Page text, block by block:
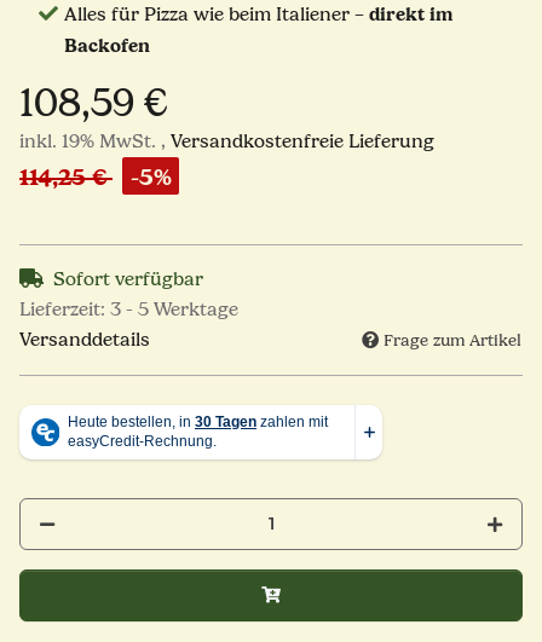
Alles für Pizza wie beim Italiener – direkt im
Backofen
108,59 €
inkl. 19% MwSt. , Versandkostenfreie Lieferung
114,25 € -5%
Sofort verfügbar
Lieferzeit: 3 - 5 Werktage
Versanddetails
Frage zum Artikel